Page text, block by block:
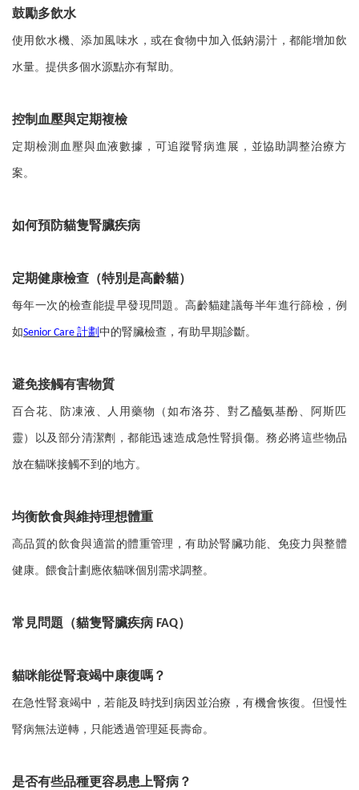
鼓勵多飲水
使用飲水機、添加風味水，或在食物中加入低鈉湯汁，都能增加飲
水量。提供多個水源點亦有幫助。
控制血壓與定期複檢
定期檢測血壓與血液數據，可追蹤腎病進展，並協助調整治療方
案。
如何預防貓隻腎臟疾病
定期健康檢查（特別是高齡貓）
每年一次的檢查能提早發現問題。高齡貓建議每半年進行篩檢，例
如Senior Care 計劃 中的腎臟檢查，有助早期診斷。
避免接觸有害物質
百合花、防凍液、人用藥物（如布洛芬、對乙醯氨基酚、阿斯匹
靈）以及部分清潔劑，都能迅速造成急性腎損傷。務必將這些物品
放在貓咪接觸不到的地方。
均衡飲食與維持理想體重
高品質的飲食與適當的體重管理，有助於腎臟功能、免疫力與整體
健康。餵食計劃應依貓咪個別需求調整。
常見問題（貓隻腎臟疾病 FAQ）
貓咪能從腎衰竭中康復嗎？
在急性腎衰竭中，若能及時找到病因並治療，有機會恢復。但慢性
腎病無法逆轉，只能透過管理延長壽命。
是否有些品種更容易患上腎病？